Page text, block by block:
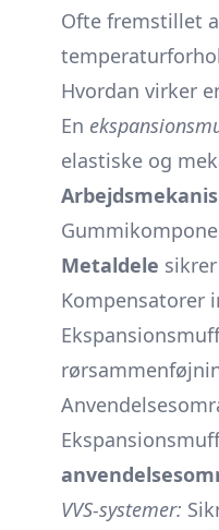
Ofte fremstillet
Hvordan virker
En
elastiske og
Metaldele
Kompensatorer
VVS-systemer: